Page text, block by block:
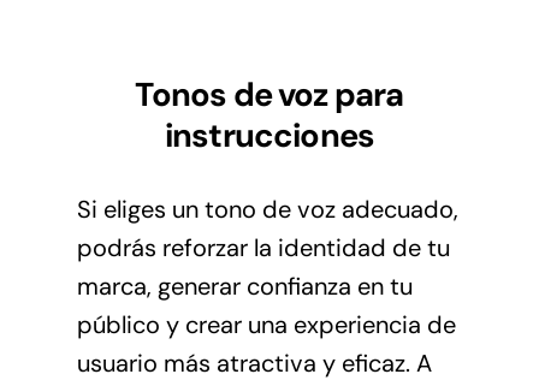
Tonos de voz para
instrucciones
Si eliges un tono de voz adecuado,
podrás reforzar la identidad de tu
marca, generar confianza en tu
público y crear una experiencia de
usuario más atractiva y eficaz. A